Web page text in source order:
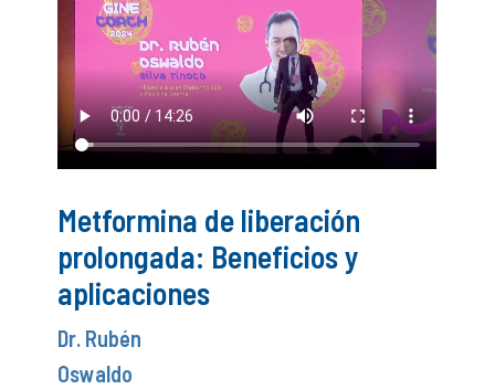
Metformina de liberación
prolongada: Beneficios y
aplicaciones
Dr. Rubén
Oswaldo